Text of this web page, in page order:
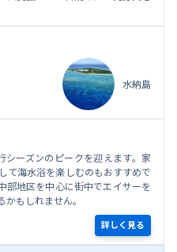
水納島
ーズンのピークを迎えます。家
て海水浴を楽しむのもおすすめで
部地区を中心に街中でエイサーを
もしれません。
詳しく見る